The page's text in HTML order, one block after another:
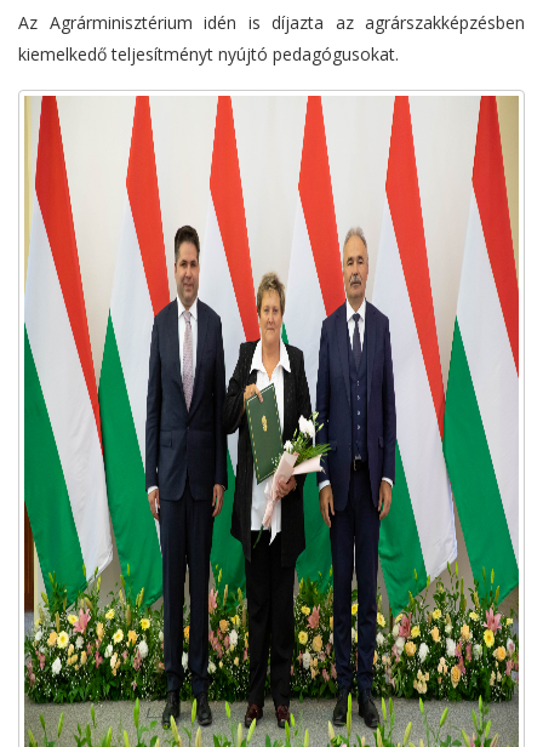
Az Agrárminisztérium idén is díjazta az agrárszakképzésben
kiemelkedő teljesítményt nyújtó pedagógusokat.